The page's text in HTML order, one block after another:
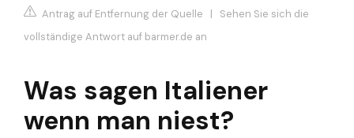
Antrag auf Entfernung der Quelle | Sehen Sie sich die
vollständige Antwort auf barmer.de an
Was sagen Italiener
wenn man niest?